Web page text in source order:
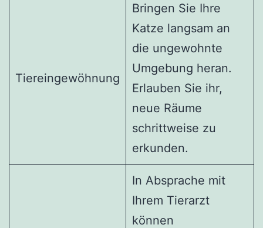
Tiereingewöhnung
Bringen Sie Ihre
Katze langsam an
die ungewohnte
Umgebung heran.
Erlauben Sie ihr,
neue Räume
schrittweise zu
erkunden.
In Absprache mit
Ihrem Tierarzt
können